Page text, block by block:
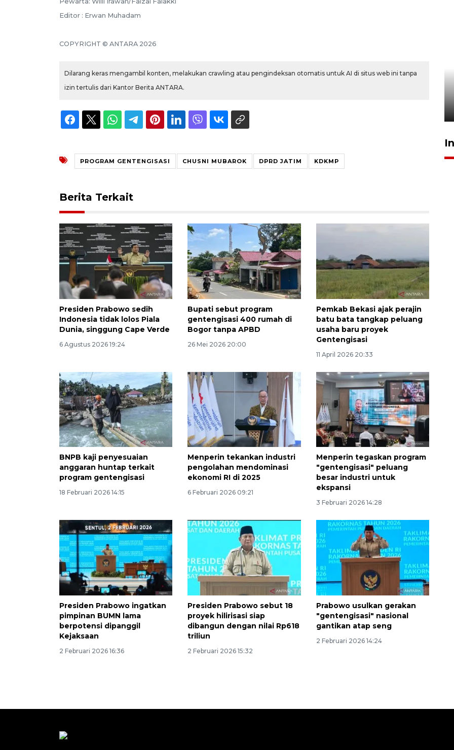
Editor : Erwan Muhadam
COPYRIGHT © ANTARA 2026
Dilarang keras mengambil konten, melakukan crawling atau pengindeksan otomatis untuk AI di situs web ini tanpa
izin tertulis dari Kantor Berita ANTARA.
PROGRAM GENTENGISASI CHUSNI MUBAROK DPRD JATIM KDKMP
Berita Terkait
Presiden Prabowo sedih
Indonesia tidak lolos Piala
Dunia, singgung Cape Verde
6 Agustus 2026 19:24
Bupati sebut program
gentengisasi 400 rumah di
Bogor tanpa APBD
26 Mei 2026 20:00
Pemkab Bekasi ajak perajin
batu bata tangkap peluang
usaha baru proyek
Gentengisasi
11 April 2026 20:33
BNPB kaji penyesuaian
anggaran huntap terkait
program gentengisasi
18 Februari 2026 14:15
Menperin tekankan industri
pengolahan mendominasi
ekonomi RI di 2025
6 Februari 2026 09:21
Menperin tegaskan program
"gentengisasi" peluang
besar industri untuk
ekspansi
3 Februari 2026 14:28
Presiden Prabowo ingatkan
pimpinan BUMN lama
berpotensi dipanggil
Kejaksaan
2 Februari 2026 16:36
Presiden Prabowo sebut 18
proyek hilirisasi siap
dibangun dengan nilai Rp618
triliun
2 Februari 2026 15:32
Prabowo usulkan gerakan
"gentengisasi" nasional
gantikan atap seng
2 Februari 2026 14:24
Awas penipuan berbasis AI
2026-08-07 13:45:00